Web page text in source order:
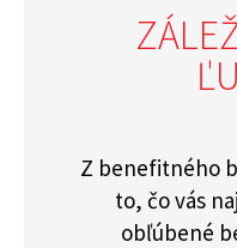
Z benefitného
to, čo vás
obľúbené